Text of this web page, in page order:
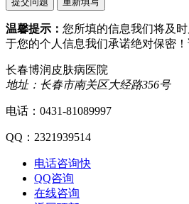
温馨提示： 您所填的信息我们将及
于您的个人信息我们承诺绝对保密！
长春博润皮肤病医院
地址：长春市南关区大经路356号
电话：0431-81089997
QQ：2321939514
电话咨询快
QQ咨询
在线咨询